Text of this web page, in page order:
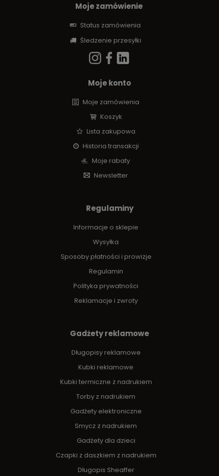
Moje zamówienie
Status zamówienia
Śledzenie przesyłki
Moje konto
Moje zamówienia
Koszyk
Lista zakupowa
Historia transakcji
Moje rabaty
Newsletter
Regulaminy
Informacje o sklepie
Wysyłka
Sposoby płatności i prowizje
Regulamin
Polityka prywatności
Reklamacje i zwroty
Gadżety reklamowe
Długopisy reklamowe
Kubki reklamowe
Kubki termiczne z nadrukiem
Torby z nadrukiem
Gadżety elektroniczne
Smycz z nadrukiem
Gadżety dla dzieci
Czapki z daszkiem z nadrukiem
Długopis Sheaffer